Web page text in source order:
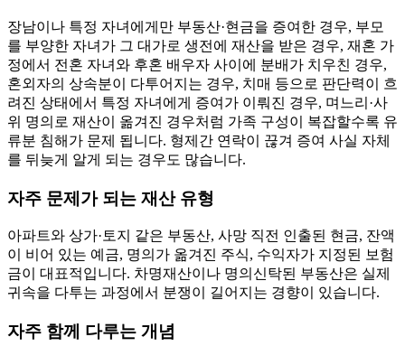
장남이나 특정 자녀에게만 부동산·현금을 증여한 경우, 부모
를 부양한 자녀가 그 대가로 생전에 재산을 받은 경우, 재혼 가
정에서 전혼 자녀와 후혼 배우자 사이에 분배가 치우친 경우,
혼외자의 상속분이 다투어지는 경우, 치매 등으로 판단력이 흐
려진 상태에서 특정 자녀에게 증여가 이뤄진 경우, 며느리·사
위 명의로 재산이 옮겨진 경우처럼 가족 구성이 복잡할수록 유
류분 침해가 문제 됩니다. 형제간 연락이 끊겨 증여 사실 자체
를 뒤늦게 알게 되는 경우도 많습니다.
자주 문제가 되는 재산 유형
아파트와 상가·토지 같은 부동산, 사망 직전 인출된 현금, 잔액
이 비어 있는 예금, 명의가 옮겨진 주식, 수익자가 지정된 보험
금이 대표적입니다. 차명재산이나 명의신탁된 부동산은 실제
귀속을 다투는 과정에서 분쟁이 길어지는 경향이 있습니다.
자주 함께 다루는 개념